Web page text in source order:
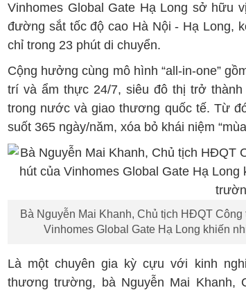
Vinhomes Global Gate Hạ Long sở hữu
đường sắt tốc độ cao Hà Nội - Hạ Long,
chỉ trong 23 phút di chuyển.
Cộng hưởng cùng mô hình “all-in-one”
trí và ẩm thực 24/7, siêu đô thị trở
trong nước và giao thương quốc tế. Từ
suốt 365 ngày/năm, xóa bỏ khái niệm
Bà Nguyễn Mai Khanh, Chủ tịch HĐQT
Vinhomes Global Gate Hạ Long khiến
Là một chuyên gia kỳ cựu với kinh
thương trường, bà Nguyễn Mai Khanh,